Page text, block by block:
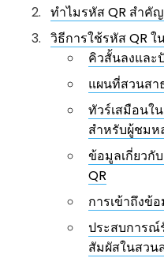
ทำไมรหัส QR สำคั
วิธีการใช้รหัส QR
คิวสั้นลงและ
แผนที่สวนสา
ทัวร์เสมือนใ
สำหรับผู้ชม
ข้อมูลเกี่ยวกั
QR
การเข้าถึงข้
ประสบการณ์
สัมผัสในสวน